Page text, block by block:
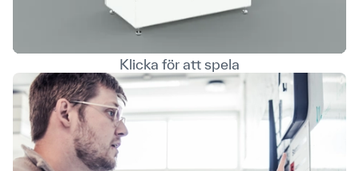
Klicka för att spela